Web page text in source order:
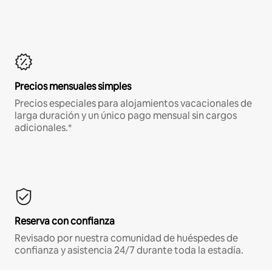
Precios mensuales simples
Precios especiales para alojamientos vacacionales de
larga duración y un único pago mensual sin cargos
adicionales.*
Reserva con confianza
Revisado por nuestra comunidad de huéspedes de
confianza y asistencia 24/7 durante toda la estadía.